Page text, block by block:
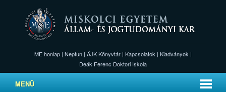
ME honlap | Neptun | ÁJK Könyvtár | Kapcsolatok | Kiadványok |
Deák Ferenc Doktori Iskola
MENÜ